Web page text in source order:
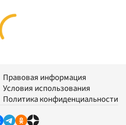
Правовая информация
Условия использования
Политика конфиденциальности